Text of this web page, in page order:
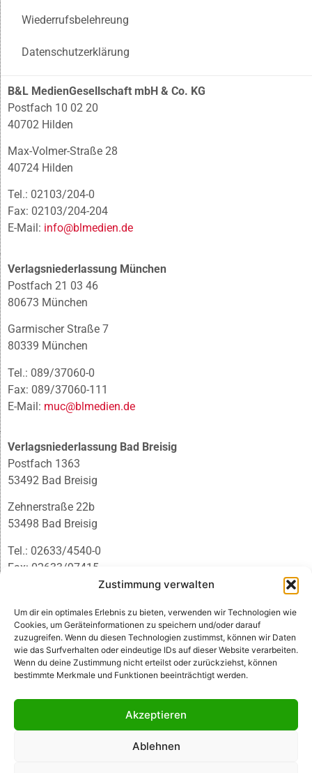
Zustimmung verwalten
Um dir ein optimales Erlebnis zu bieten, verwenden wir Technologien wie
Cookies, um Geräteinformationen zu speichern und/oder darauf
zuzugreifen. Wenn du diesen Technologien zustimmst, können wir Daten
wie das Surfverhalten oder eindeutige IDs auf dieser Website verarbeiten.
Wenn du deine Zustimmung nicht erteilst oder zurückziehst, können
bestimmte Merkmale und Funktionen beeinträchtigt werden.
Akzeptieren
Ablehnen
Wiederrufsbelehreung
Datenschutzerklärung
B&L MedienGesellschaft mbH & Co. KG
Postfach 10 02 20
40702 Hilden
Max-Volmer-Straße 28
40724 Hilden
Tel.: 02103/204-0
Fax: 02103/204-204
E-Mail: info@blmedien.de
Verlagsniederlassung München
Postfach 21 03 46
80673 München
Garmischer Straße 7
80339 München
Tel.: 089/37060-0
Fax: 089/37060-111
E-Mail: muc@blmedien.de
Verlagsniederlassung Bad Breisig
Postfach 1363
53492 Bad Breisig
Zehnerstraße 22b
53498 Bad Breisig
Tel.: 02633/4540-0
Fax: 02633/97415
infobb@blmedien.de